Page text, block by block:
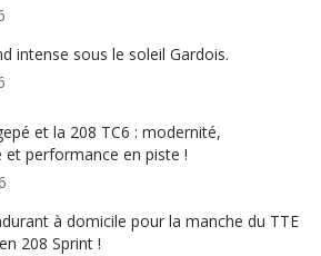
intense sous le soleil Gardois.
et la 208 TC6 : modernité,
et performance en piste !
à domicile pour la manche du TTE
208 Sprint !